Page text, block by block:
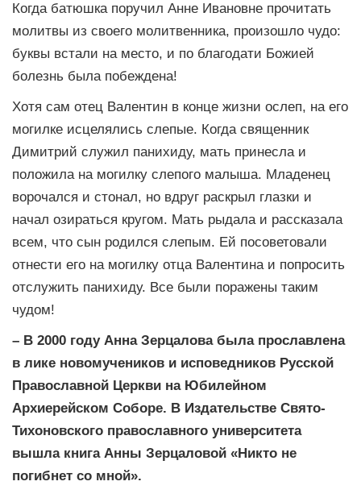
Когда батюшка поручил Анне Ивановне прочитать
молитвы из своего молитвенника, произошло чудо:
буквы встали на место, и по благодати Божией
болезнь была побеждена!
Хотя сам отец Валентин в конце жизни ослеп, на его
могилке исцелялись слепые. Когда священник
Димитрий служил панихиду, мать принесла и
положила на могилку слепого малыша. Младенец
ворочался и стонал, но вдруг раскрыл глазки и
начал озираться кругом. Мать рыдала и рассказала
всем, что сын родился слепым. Ей посоветовали
отнести его на могилку отца Валентина и попросить
отслужить панихиду. Все были поражены таким
чудом!
– В 2000 году Анна Зерцалова была прославлена
в лике новомучеников и исповедников Русской
Православной Церкви на Юбилейном
Архиерейском Соборе. В Издательстве Свято-
Тихоновского православного университета
вышла книга Анны Зерцаловой «Никто не
погибнет со мной».